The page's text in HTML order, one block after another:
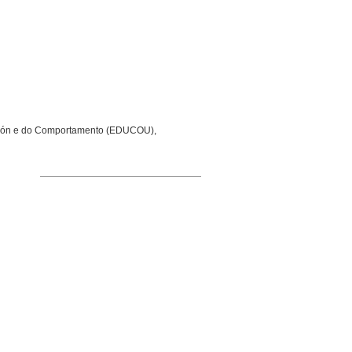
e do Comportamento (EDUCOU),